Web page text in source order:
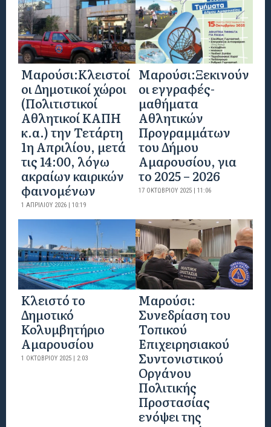
Mαρούσι:Κλειστοί
οι Δημοτικοί χώροι
(Πολιτιστικοί
Αθλητικοί ΚΑΠΗ
κ.α.) την Τετάρτη
1η Απριλίου, μετά
τις 14:00, λόγω
ακραίων καιρικών
φαινομένων
1 ΑΠΡΙΛΊΟΥ 2026 | 10:19
Μαρούσι:Ξεκινούν
οι εγγραφές-
μαθήματα
Αθλητικών
Προγραμμάτων
του Δήμου
Αμαρουσίου, για
το 2025 – 2026
17 ΟΚΤΩΒΡΊΟΥ 2025 | 11:06
Κλειστό το
Δημοτικό
Κολυμβητήριο
Αμαρουσίου
1 ΟΚΤΩΒΡΊΟΥ 2025 | 2:03
Μαρούσι:
Συνεδρίαση του
Τοπικού
Επιχειρησιακού
Συντονιστικού
Οργάνου
Πολιτικής
Προστασίας
ενόψει της